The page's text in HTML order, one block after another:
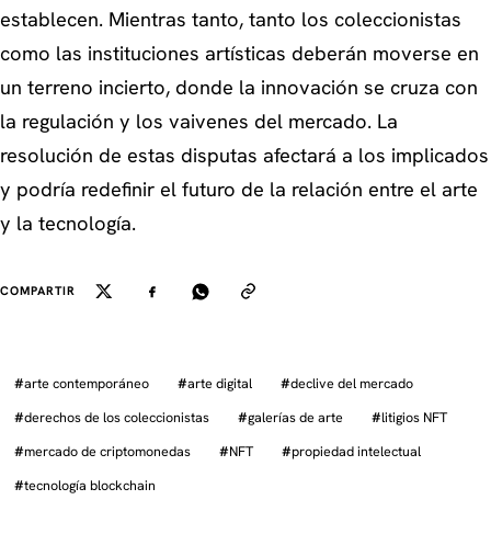
establecen. Mientras tanto, tanto los coleccionistas
como las instituciones artísticas deberán moverse en
un terreno incierto, donde la innovación se cruza con
la regulación y los vaivenes del mercado. La
resolución de estas disputas afectará a los implicados
y podría redefinir el futuro de la relación entre el arte
y la tecnología.
COMPARTIR
#arte contemporáneo #arte digital #declive del mercado
#derechos de los coleccionistas #galerías de arte #litigios NFT
#mercado de criptomonedas #NFT #propiedad intelectual
#tecnología blockchain